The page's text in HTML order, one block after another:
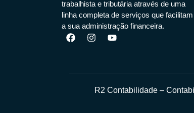
trabalhista e tributária através de uma
linha completa de serviços que facilitam
a sua administração financeira.
R2 Contabilidade –